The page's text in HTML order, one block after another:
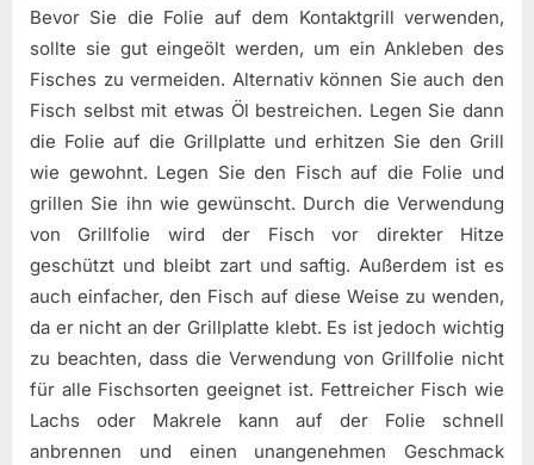
Bevor Sie die Folie auf dem Kontaktgrill verwenden,
sollte sie gut eingeölt werden, um ein Ankleben des
Fisches zu vermeiden. Alternativ können Sie auch den
Fisch selbst mit etwas Öl bestreichen. Legen Sie dann
die Folie auf die Grillplatte und erhitzen Sie den Grill
wie gewohnt. Legen Sie den Fisch auf die Folie und
grillen Sie ihn wie gewünscht. Durch die Verwendung
von Grillfolie wird der Fisch vor direkter Hitze
geschützt und bleibt zart und saftig. Außerdem ist es
auch einfacher, den Fisch auf diese Weise zu wenden,
da er nicht an der Grillplatte klebt. Es ist jedoch wichtig
zu beachten, dass die Verwendung von Grillfolie nicht
für alle Fischsorten geeignet ist. Fettreicher Fisch wie
Lachs oder Makrele kann auf der Folie schnell
anbrennen und einen unangenehmen Geschmack